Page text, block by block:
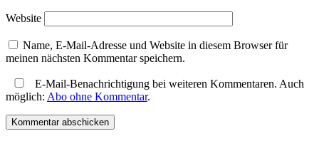
Website
Name, E-Mail-Adresse und Website in diesem Browser für
meinen nächsten Kommentar speichern.
E-Mail-Benachrichtigung bei weiteren Kommentaren. Auch
möglich: Abo ohne Kommentar.